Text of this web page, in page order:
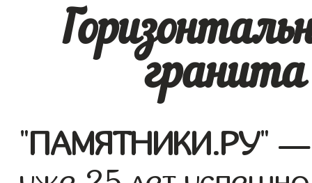
"ПАМЯТНИКИ.РУ" —